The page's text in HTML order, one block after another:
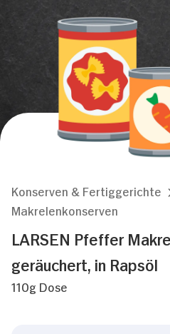
Konserven & Fertiggerichte
Makrelenkonserven
LARSEN Pfeffer
geräuchert, in Rapsöl
110g Dose